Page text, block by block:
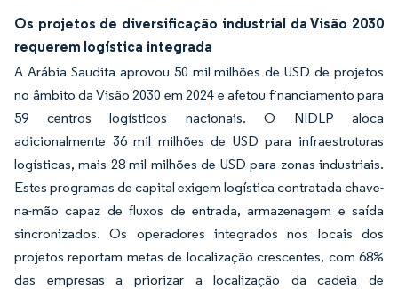
Os projetos de diversificação industrial da Visão 2030
requerem logística integrada
A Arábia Saudita aprovou 50 mil milhões de USD de projetos
no âmbito da Visão 2030 em 2024 e afetou financiamento para
59 centros logísticos nacionais. O NIDLP aloca
adicionalmente 36 mil milhões de USD para infraestruturas
logísticas, mais 28 mil milhões de USD para zonas industriais.
Estes programas de capital exigem logística contratada chave-
na-mão capaz de fluxos de entrada, armazenagem e saída
sincronizados. Os operadores integrados nos locais dos
projetos reportam metas de localização crescentes, com 68%
das empresas a priorizar a localização da cadeia de